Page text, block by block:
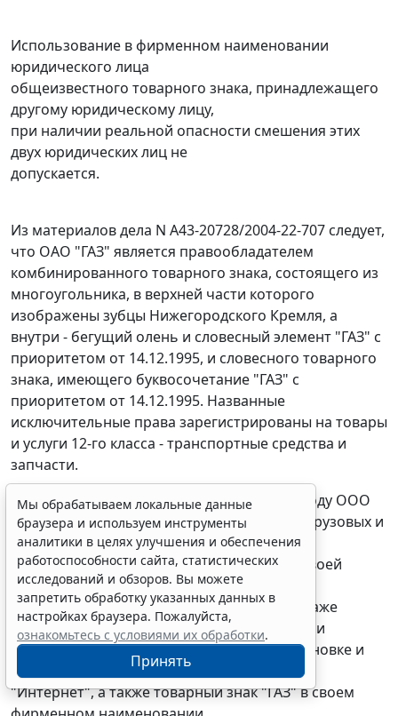
Использование в фирменном наименовании
юридического лица
общеизвестного товарного знака, принадлежащего
другому юридическому лицу,
при наличии реальной опасности смешения этих
двух юридических лиц не
допускается.
Из материалов дела N А43-20728/2004-22-707 следует,
что ОАО "ГАЗ" является правообладателем
комбинированного товарного знака, состоящего из
многоугольника, в верхней части которого
изображены зубцы Нижегородского Кремля, а
внутри - бегущий олень и словесный элемент "ГАЗ" с
приоритетом от 14.12.1995, и словесного товарного
знака, имеющего буквосочетание "ГАЗ" с
приоритетом от 14.12.1995. Названные
исключительные права зарегистрированы на товары
и услуги 12-го класса - транспортные средства и
запчасти.
Вместе с тем зарегистрированное в 2002 году ООО
"Центр-ГАЗ", занимающееся реализацией грузовых и
легковых автомобилей и запчастей к ним,
использует названные товарные знаки в своей
предпринимательской деятельности при
публикации в газетах предложений о продаже
автомобилей марки "ГАЗ", запчастей к ним и
тюнинге; на своих вывесках, крышной установке и
афишах; во всемирной компьютерной сети
"Интернет", а также товарный знак "ГАЗ" в своем
Мы обрабатываем локальные данные
браузера и используем инструменты
аналитики в целях улучшения и обеспечения
работоспособности сайта, статистических
исследований и обзоров. Вы можете
запретить обработку указанных данных в
настройках браузера. Пожалуйста,
ознакомьтесь с условиями их обработки.
Принять